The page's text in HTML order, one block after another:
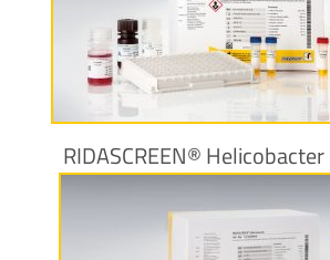
Maggiori informazioni
RIDASCREEN® Helicobacter